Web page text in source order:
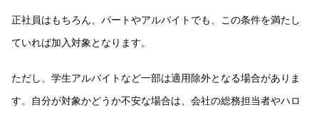
正社員はもちろん、パートやアルバイトでも、この条件を満たし
ていれば加入対象となります。
ただし、学生アルバイトなど一部は適用除外となる場合がありま
す。自分が対象かどうか不安な場合は、会社の総務担当者やハロ